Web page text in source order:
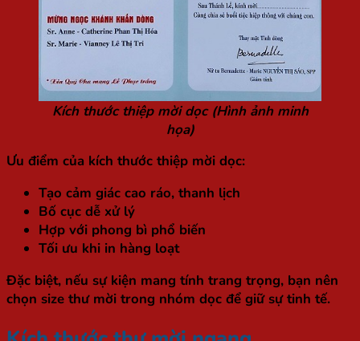
Kích thước thiệp mời dọc (Hình ảnh minh
họa)
Ưu điểm của kích thước thiệp mời dọc:
Tạo cảm giác cao ráo, thanh lịch
Bố cục dễ xử lý
Hợp với phong bì phổ biến
Tối ưu khi in hàng loạt
Đặc biệt, nếu sự kiện mang tính trang trọng, bạn nên
chọn size thư mời trong nhóm dọc để giữ sự tinh tế.